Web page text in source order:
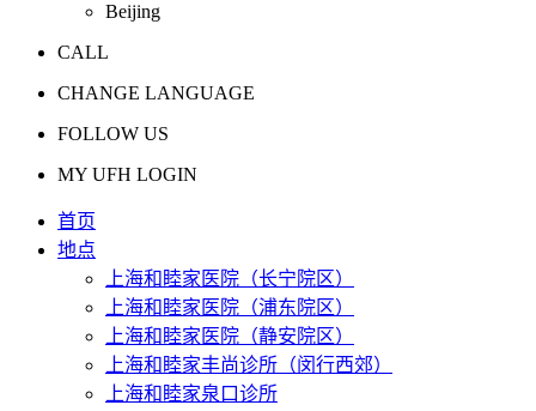
Beijing
CALL
CHANGE LANGUAGE
FOLLOW US
MY UFH LOGIN
首页
地点
上海和睦家医院（长宁院区）
上海和睦家医院（浦东院区）
上海和睦家医院（静安院区）
上海和睦家丰尚诊所（闵行西郊）
上海和睦家泉口诊所